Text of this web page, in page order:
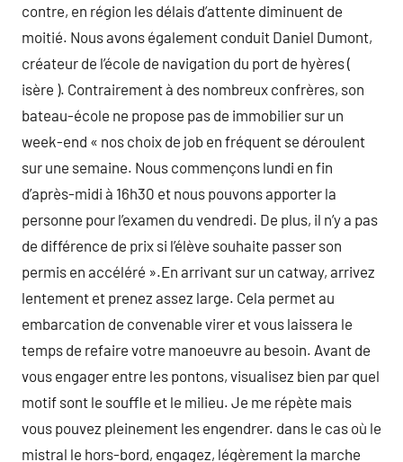
contre, en région les délais d’attente diminuent de
moitié. Nous avons également conduit Daniel Dumont,
créateur de l’école de navigation du port de hyères (
isère ). Contrairement à des nombreux confrères, son
bateau-école ne propose pas de immobilier sur un
week-end « nos choix de job en fréquent se déroulent
sur une semaine. Nous commençons lundi en fin
d’après-midi à 16h30 et nous pouvons apporter la
personne pour l’examen du vendredi. De plus, il n’y a pas
de différence de prix si l’élève souhaite passer son
permis en accéléré ».En arrivant sur un catway, arrivez
lentement et prenez assez large. Cela permet au
embarcation de convenable virer et vous laissera le
temps de refaire votre manoeuvre au besoin. Avant de
vous engager entre les pontons, visualisez bien par quel
motif sont le souffle et le milieu. Je me répète mais
vous pouvez pleinement les engendrer. dans le cas où le
mistral le hors-bord, engagez, légèrement la marche